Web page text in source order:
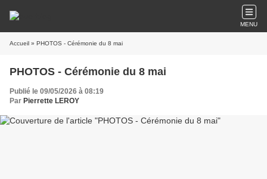
MENU
Accueil » PHOTOS - Cérémonie du 8 mai
PHOTOS - Cérémonie du 8 mai
Publié le 09/05/2026 à 08:19
Par Pierrette LEROY